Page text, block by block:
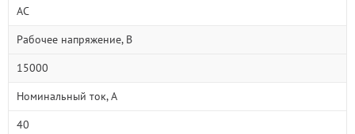
AC
Рабочее напряжение, В
15000
Номинальный ток, А
40